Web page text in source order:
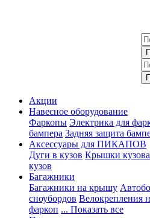
Акции
Навесное оборудование
Фаркопы Электрика для
бампера Задняя защита
Аксессуары для ПИКАПОВ
Дуги в кузов Крышки кузова
кузов
Багажники
Багажники на крышу
сноубордов Велокрепления
фаркоп ... Показать все